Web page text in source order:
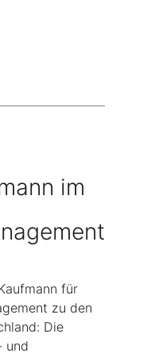
im
für
zu den
Die
und